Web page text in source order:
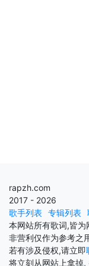
rapzh.com
2017 - 2026
歌手列表 专辑列表
本网站所有歌词,皆
非营利仅作为参考之
若有涉及侵权,请立即
将立刻从网站上拿掉